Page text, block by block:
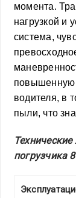
момента.
нагрузкой и
система,
повышенную
водителя, в
пыли, что
погрузчика